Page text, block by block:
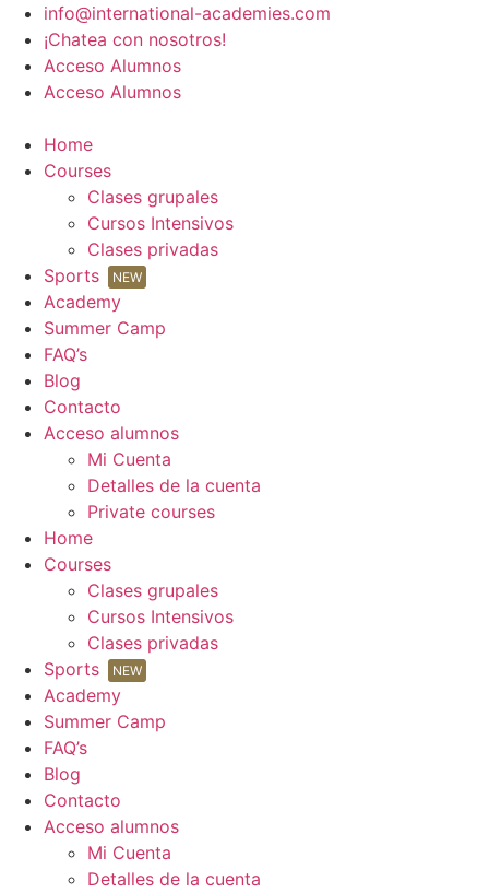
contenido
info@international-academies.com
¡Chatea con nosotros!
Acceso Alumnos
Acceso Alumnos
Home
Courses
Clases grupales
Cursos Intensivos
Clases privadas
Sports
NEW
Academy
Summer Camp
FAQ’s
Blog
Contacto
Acceso alumnos
Mi Cuenta
Detalles de la cuenta
Private courses
Home
Courses
Clases grupales
Cursos Intensivos
Clases privadas
Sports
NEW
Academy
Summer Camp
FAQ’s
Blog
Contacto
Acceso alumnos
Mi Cuenta
Detalles de la cuenta